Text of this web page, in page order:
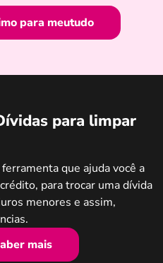
para meutudo
para limpar
que ajuda você a
para trocar uma dívida
menores e assim,
mais